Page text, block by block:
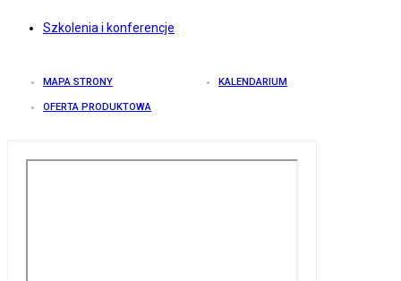
Szkolenia i konferencje
MAPA STRONY KALENDARIUM
OFERTA PRODUKTOWA